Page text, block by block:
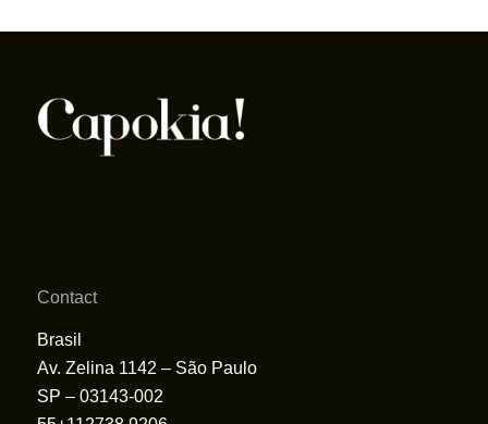
Contact
Brasil
Av. Zelina 1142 – São Paulo
SP – 03143-002